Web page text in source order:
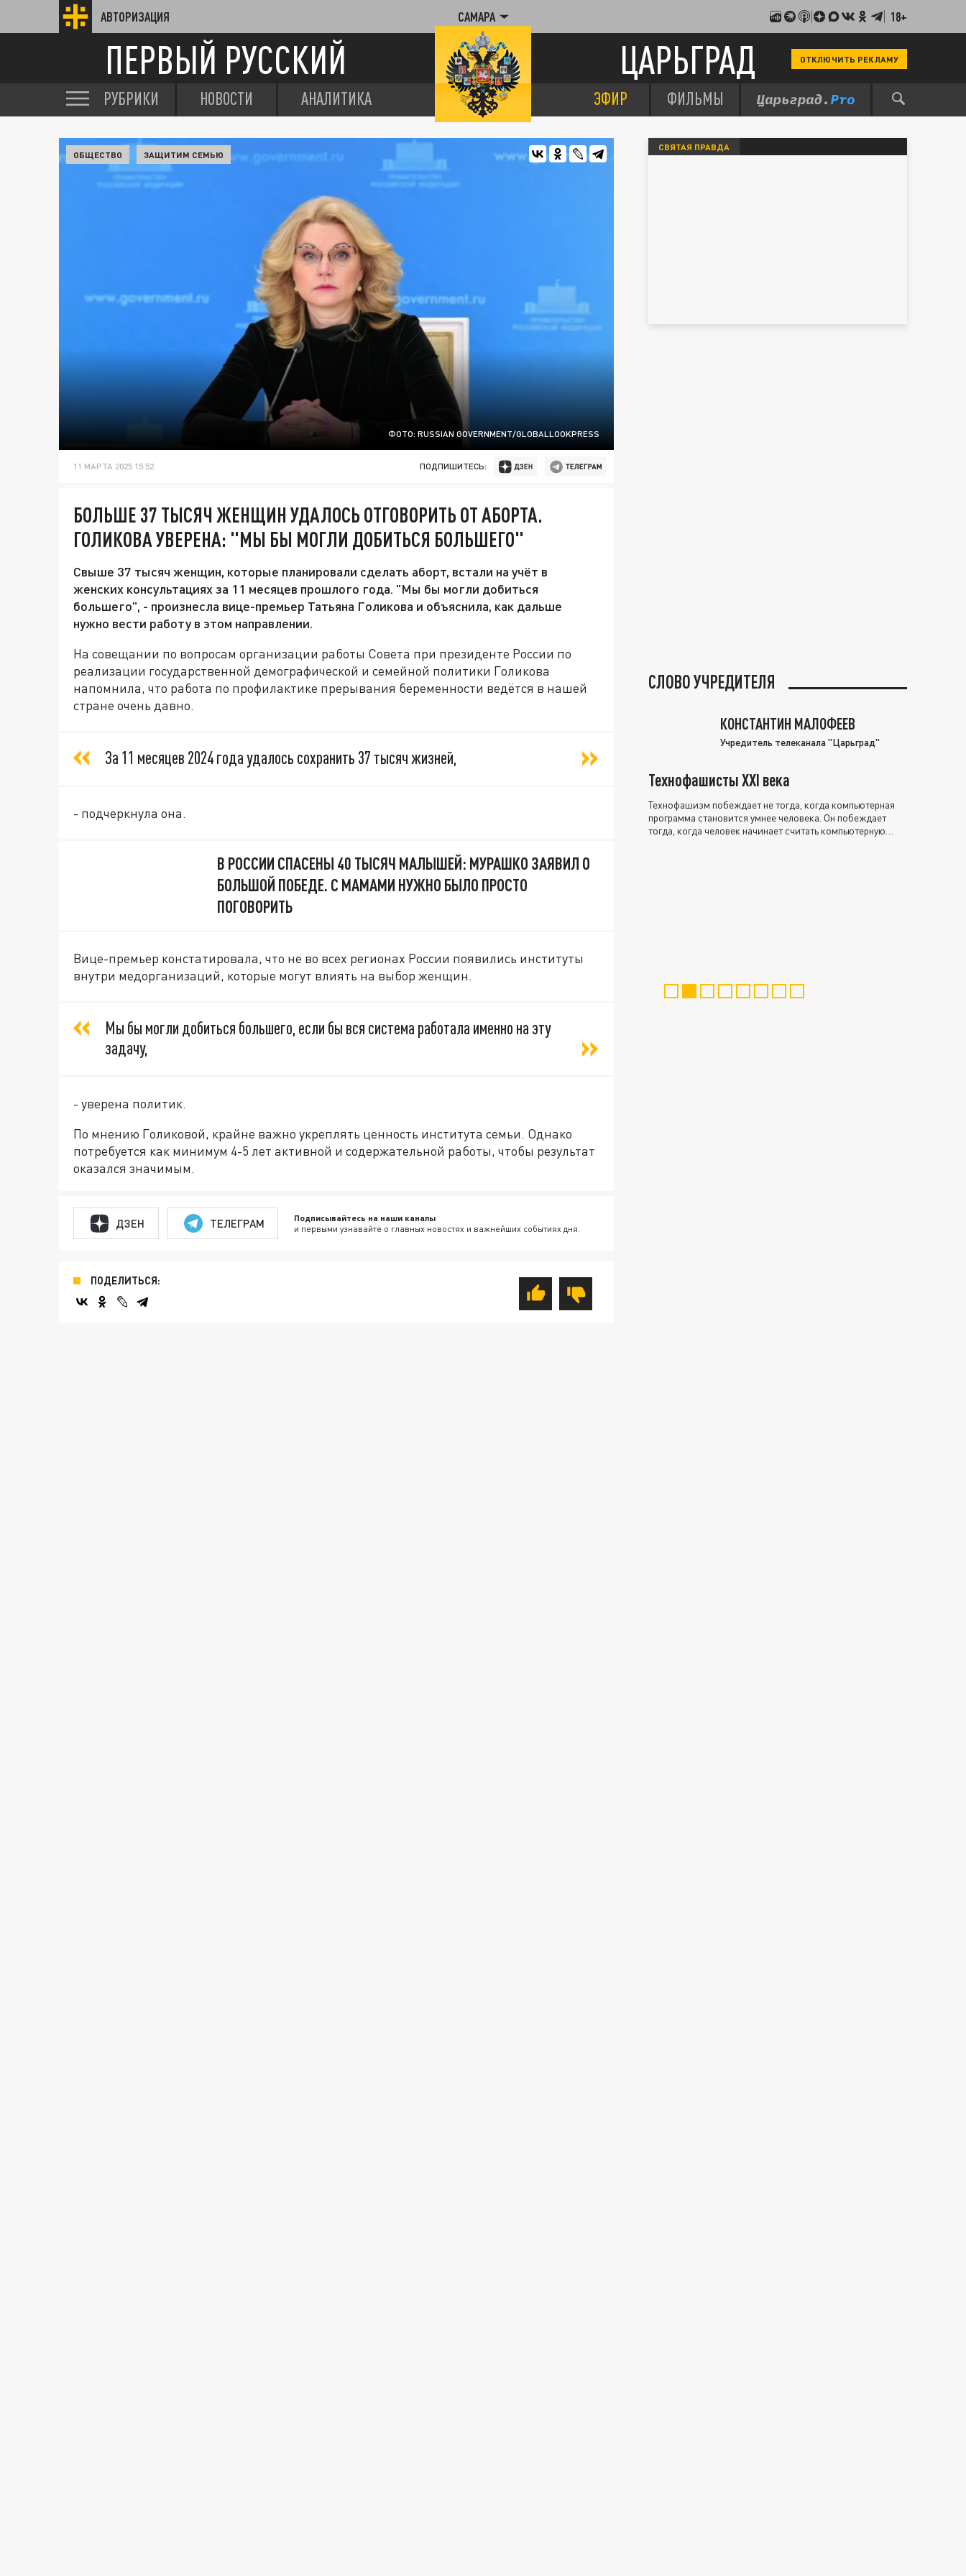
АВТОРИЗАЦИЯ САМАРА 18+
ПЕРВЫЙ РУССКИЙ ЦАРЬГРАД ОТКЛЮЧИТЬ РЕКЛАМУ
РУБРИКИ НОВОСТИ АНАЛИТИКА ЭФИР ФИЛЬМЫ
ФОТО: RUSSIAN GOVERNMENT/GLOBALLOOKPRESS
ОБЩЕСТВО ЗАЩИТИМ СЕМЬЮ
11 МАРТА 2025 15:52 ПОДПИШИТЕСЬ:
БОЛЬШЕ 37 ТЫСЯЧ ЖЕНЩИН УДАЛОСЬ ОТГОВОРИТЬ ОТ АБОРТА.
ГОЛИКОВА УВЕРЕНА: "МЫ БЫ МОГЛИ ДОБИТЬСЯ БОЛЬШЕГО"
Свыше 37 тысяч женщин, которые планировали сделать аборт, встали на учёт в
женских консультациях за 11 месяцев прошлого года. "Мы бы могли добиться
большего", - произнесла вице-премьер Татьяна Голикова и объяснила, как дальше
нужно вести работу в этом направлении.
На совещании по вопросам организации работы Совета при президенте России по
реализации государственной демографической и семейной политики Голикова
напомнила, что работа по профилактике прерывания беременности ведётся в нашей
стране очень давно.
За 11 месяцев 2024 года удалось сохранить 37 тысяч жизней,
- подчеркнула она.
В РОССИИ СПАСЕНЫ 40 ТЫСЯЧ МАЛЫШЕЙ: МУРАШКО ЗАЯВИЛ О
БОЛЬШОЙ ПОБЕДЕ. С МАМАМИ НУЖНО БЫЛО ПРОСТО
ПОГОВОРИТЬ
Вице-премьер констатировала, что не во всех регионах России появились институты
внутри медорганизаций, которые могут влиять на выбор женщин.
Мы бы могли добиться большего, если бы вся система работала именно на эту
задачу,
- уверена политик.
По мнению Голиковой, крайне важно укреплять ценность института семьи. Однако
потребуется как минимум 4-5 лет активной и содержательной работы, чтобы результат
оказался значимым.
ДЗЕН ТЕЛЕГРАМ Подписывайтесь на наши каналы
и первыми узнавайте о главных новостях и важнейших событиях дня.
ПОДЕЛИТЬСЯ:
СВЯТАЯ ПРАВДА
СЛОВО УЧРЕДИТЕЛЯ
КОНСТАНТИН МАЛОФЕЕВ
Учредитель телеканала "Царьград"
Технофашисты XXI века
Технофашизм побеждает не тогда, когда компьютерная
программа становится умнее человека. Он побеждает
тогда, когда человек начинает считать компьютерную